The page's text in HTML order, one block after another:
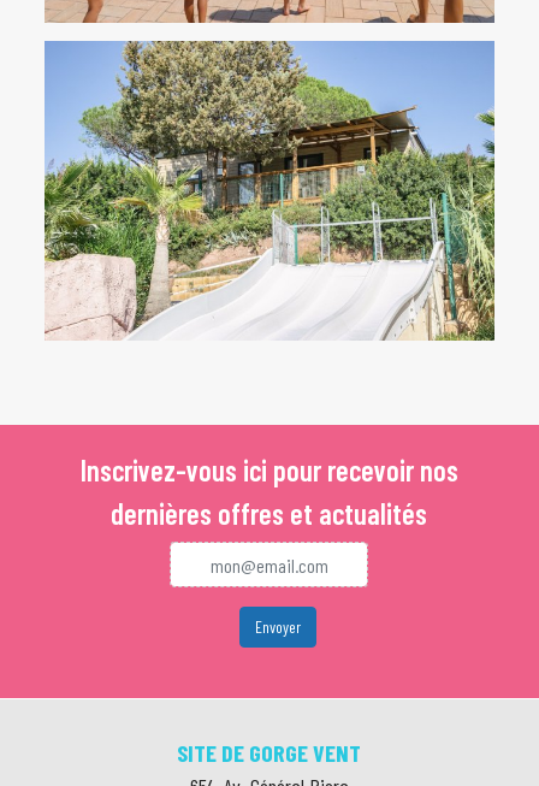
Inscrivez-vous ici pour recevoir nos
dernières offres et actualités
SITE DE GORGE VENT